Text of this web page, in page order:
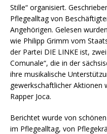
Stille“ organisiert.
Pflegealltag von
Angehörigen. Gelesen
wie Philipp Grimm vom
der Partei DIE LINKE ist,
Comunale“, die in der
ihre musikalische
gewerkschaftlicher Aktionen
Rapper Joca.
Berichtet wurde von
im Pflegealltag, von